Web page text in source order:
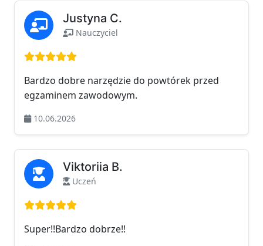
Justyna C.
Nauczyciel
Ocena: 5 na 5
Bardzo dobre narzędzie do powtórek przed
egzaminem zawodowym.
10.06.2026
Viktoriia B.
Uczeń
Ocena: 5 na 5
Super!!Bardzo dobrze!!